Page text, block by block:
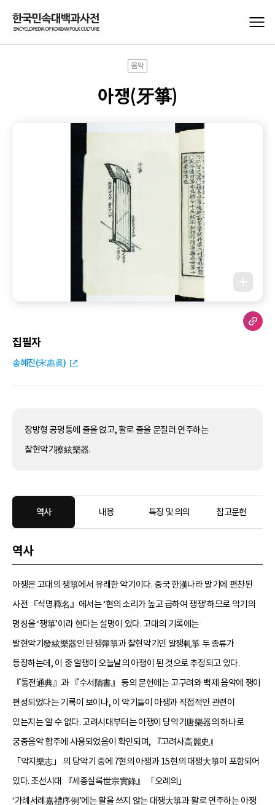
음악
아쟁(牙箏)
집필자
송혜진(宋惠眞)
장방형 공명통에 줄을 얹고, 활로 줄을 문질러 연주하는
찰현악기擦絃樂器.
역사 내용 특징 및 의의 참고문헌
역사
아쟁은 고대의 쟁箏에서 유래한 악기이다. 중국 한漢나라 말기에 편찬된
사전 『석명釋名』에서는 ‘현의 소리가 높고 급하여 쟁쟁’하므로 악기의
명칭을 ‘쟁箏’이라 한다는 설명이 있다. 고대의 기록에는
발현악기發絃樂器인 탄쟁彈箏과 찰현악기인 알쟁軋箏 두 종류가
등장하는데, 이 중 알쟁이 오늘날의 아쟁이 된 것으로 추정되고 있다.
『통전通典』과 『수서隋書』 등의 문헌에는 고구려와 백제 음악에 쟁이
편성되었다는 기록이 보이나, 이 악기들이 아쟁과 직접적인 관련이
있는지는 알 수 없다. 고려시대부터는 아쟁이 당악기唐樂器의 하나로
궁중음악 합주에 사용되었음이 확인되며, 『고려사高麗史』
「악지樂志」 의 당악기 중에 7현의 아쟁과 15현의 대쟁大箏이 포함되어
있다. 조선시대 『세종실록世宗實錄』 「오례의」
‘가례서례嘉禮序例’에는 활을 쓰지 않는 대쟁大箏과 활로 연주하는 아쟁